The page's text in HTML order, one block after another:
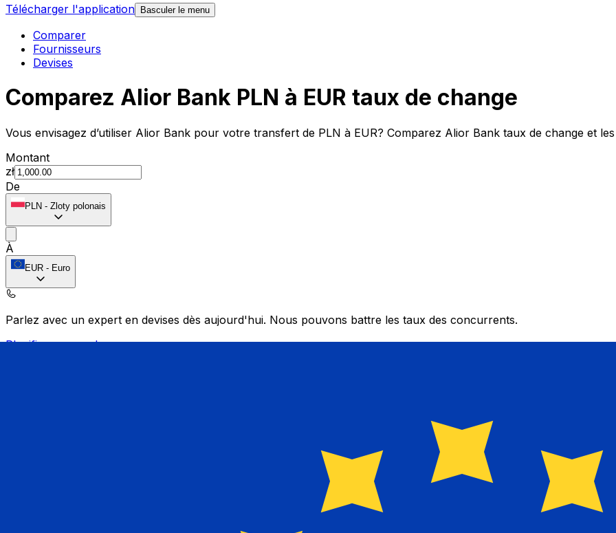
Télécharger l'application Basculer le menu
Comparer
Fournisseurs
Devises
Comparez Alior Bank PLN à EUR taux de change
Vous envisagez d’utiliser Alior Bank pour votre transfert de PLN à EUR? Comparez Alior Bank taux de change et
Montant
zł
De
PLN - Zloty polonais
À
EUR - Euro
Parlez avec un expert en devises dès aujourd'hui. Nous pouvons battre les taux des concurrents.
Planifier un appel